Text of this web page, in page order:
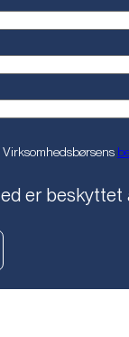
er beskyttet